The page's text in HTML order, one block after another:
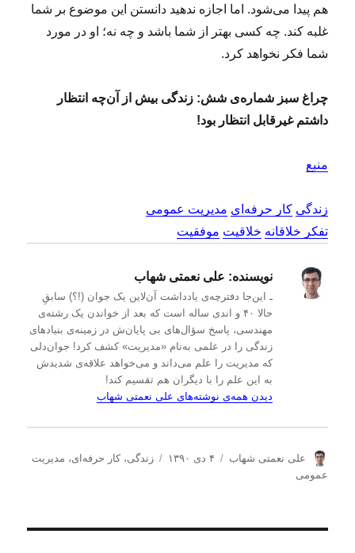
هم پیدا می‌شود. اما اجازه ندهید دانستن این موضوع بر شما
غلبه کند. چه کسی بهتر از شما باشد و چه نه؛ او در مورد
شما فکر نخواهد کرد.
چراغ سبز شماره‌ی شش: زندگی بیش از آن‌چه انتظار
داشتم غیرقابل انتظار بود!
منبع
زندگی کار حرفه‌ای مدیریت عمومی
تفکر خلاقانه خلاقیت موفقیت
نویسنده: علی نعمتی شهاب
ـ این‌جا دفترچه‌ی یادداشت‌ آن‌لاین یک جوان (!؟) سابقِ
حالا ۴۰ و اندی ساله است که بعد از خواندن یک رشته‌ی
مهندسی، پاسخ سؤال‌های بی پایان‌ش در زمینه‌ی بنیادهای
زندگی را در علمی به‌نام «مدیریت» کشف کرد! جوان‌دلی
که مدیریت را علم می‌داند و می‌خواهد علاقه‌ی شدیدش
به این علم را با دیگران هم تقسیم کند!
دیدن همه‌ی نوشته‌های علی نعمتی شهاب
ن
و
علی نعمتی شهاب
ا۴ دی ۱۳۹۰
دزندگی،کار حرفه‌ای، مدیریت
عمومی